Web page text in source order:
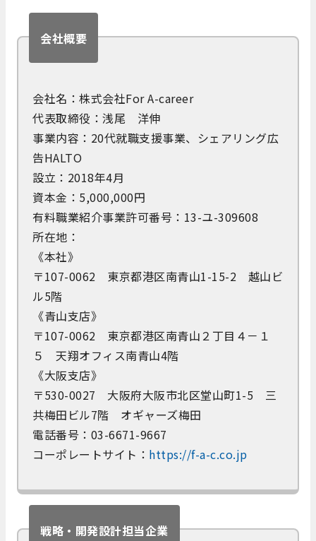
会社概要
会社名：株式会社For A-career
代表取締役：浅尾 洋伸
事業内容：20代就職支援事業、シェアリング広
告HALTO
設立：2018年4月
資本金：5,000,000円
有料職業紹介事業許可番号：13-ユ-309608
所在地：
《本社》
〒107-0062 東京都港区南青山1-15-2 越山ビ
ル5階
《青山支店》
〒107-0062 東京都港区南青山２丁目４－１
５ 天翔オフィス南青山4階
《大阪支店》
〒530-0027 大阪府大阪市北区堂山町1-5 三
共梅田ビル7階 オギャーズ梅田
電話番号：03-6671-9667
コーポレートサイト： https://f-a-c.co.jp
戦略・開発設計担当企業